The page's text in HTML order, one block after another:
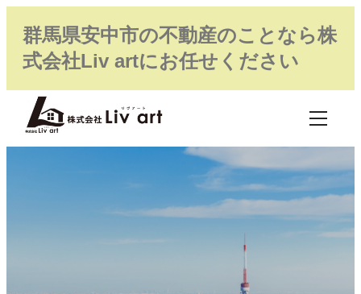
群馬県安中市の不動産のことなら株
式会社Liv artにお任せください